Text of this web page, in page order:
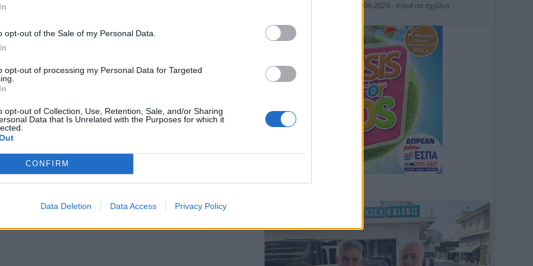
opt-out of the Sale of my Personal Data.
opt-out of processing my Personal Data for Targeted
opt-out of Collection, Use, Retention, Sale, and/or Sharing
Data that Is Unrelated with the Purposes for which it
CONFIRM
Data Deletion Data Access Privacy Policy
φιλοξένησαν στο Κιλκίς
τη συνεδρίαση του
Διοικητικού
Μακεδονίας &
Θεσσαλίας
λειτουργία των χώρων
υγιεινής στο Θέατρο
επιστροφή στην κορυφή
19-06-2026 - Κανένα σχόλιο
Φωτοσχόλιο